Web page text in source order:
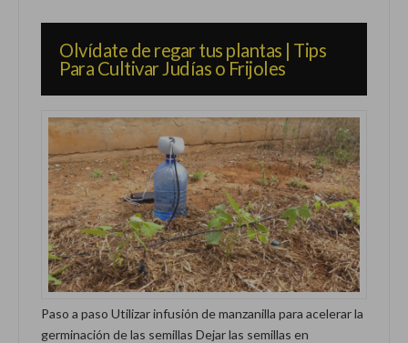
Olvídate de regar tus plantas | Tips
Para Cultivar Judías o Frijoles
Paso a paso Utilizar infusión de manzanilla para acelerar la
germinación de las semillas Dejar las semillas en